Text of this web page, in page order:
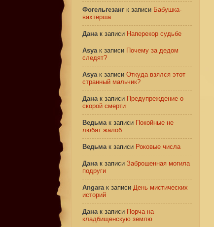
Фогельгезанг к записи Бабушка-
вахтерша
Данак записи Наперекор судьбе
Asyaк записи Почему за дедом
следят?
Asyaк записи Откуда взялся этот
странный мальчик?
Данак записи Предупреждение о
скорой смерти
Ведьмак записи Покойные не
любят жалоб
Ведьмак записи Роковые числа
Данак записи Заброшенная могила
подруги
Angaraк записи День мистических
историй
Данак записи Порча на
кладбищенскую землю